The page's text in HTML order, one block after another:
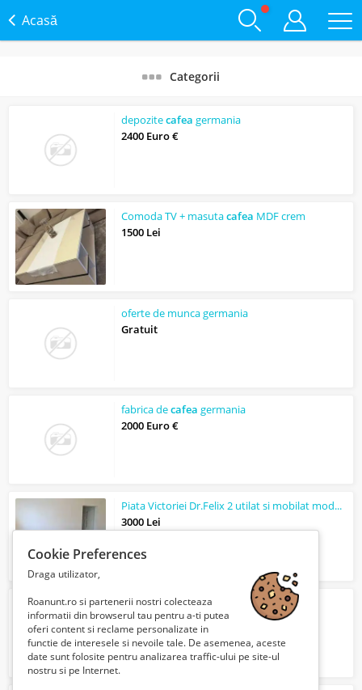
Acasă
Categorii
depozitecafea germania
2400 Euro €
Comoda TV + masutacafea MDF crem
1500 Lei
oferte de munca germania
Gratuit
fabrica decafea germania
2000 Euro €
Piata Victoriei Dr.Felix 2 utilat si mobilat modern
3000 Lei
Inchiriere Casa cu Gradina Valea Prahovei
500 Euro €
Cookie Preferences
Draga utilizator,
Roanunt.ro si partenerii nostri colecteaza
informatii din browserul tau pentru a-ti putea
oferi content si reclame personalizate in
functie de interesele si nevoile tale. De asemenea, aceste
date sunt folosite pentru analizarea traffic-ului pe site-ul
nostru si pe Internet.